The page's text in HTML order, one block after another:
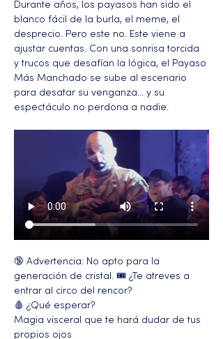
Durante años, los payasos han sido el
blanco fácil de la burla, el meme, el
desprecio. Pero este no. Este viene a
ajustar cuentas. Con una sonrisa torcida
y trucos que desafían la lógica, el Payaso
Más Manchado se sube al escenario
para desatar su venganza… y su
espectáculo no perdona a nadie.
🔞 Advertencia: No apto para la
generación de cristal. 🎟️ ¿Te atreves a
entrar al circo del rencor?
🩸 ¿Qué esperar?
Magia visceral que te hará dudar de tus
propios ojos